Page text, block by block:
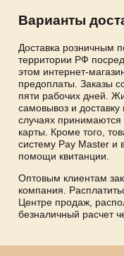
Варианты
Доставка розничным
территории РФ
этом интернет-
предоплаты. Заказы
пяти рабочих дней.
самовывоз и доставку
случаях
карты. Кроме того,
систему Pay Master и
помощи квитанции.
Оптовым клиентам
компания.
Центре продаж,
безналичный расчет